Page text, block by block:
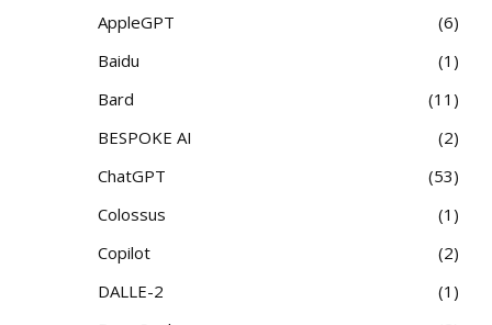
AppleGPT
6
Baidu
1
Bard
11
BESPOKE AI
2
ChatGPT
53
Colossus
1
Copilot
2
DALLE-2
1